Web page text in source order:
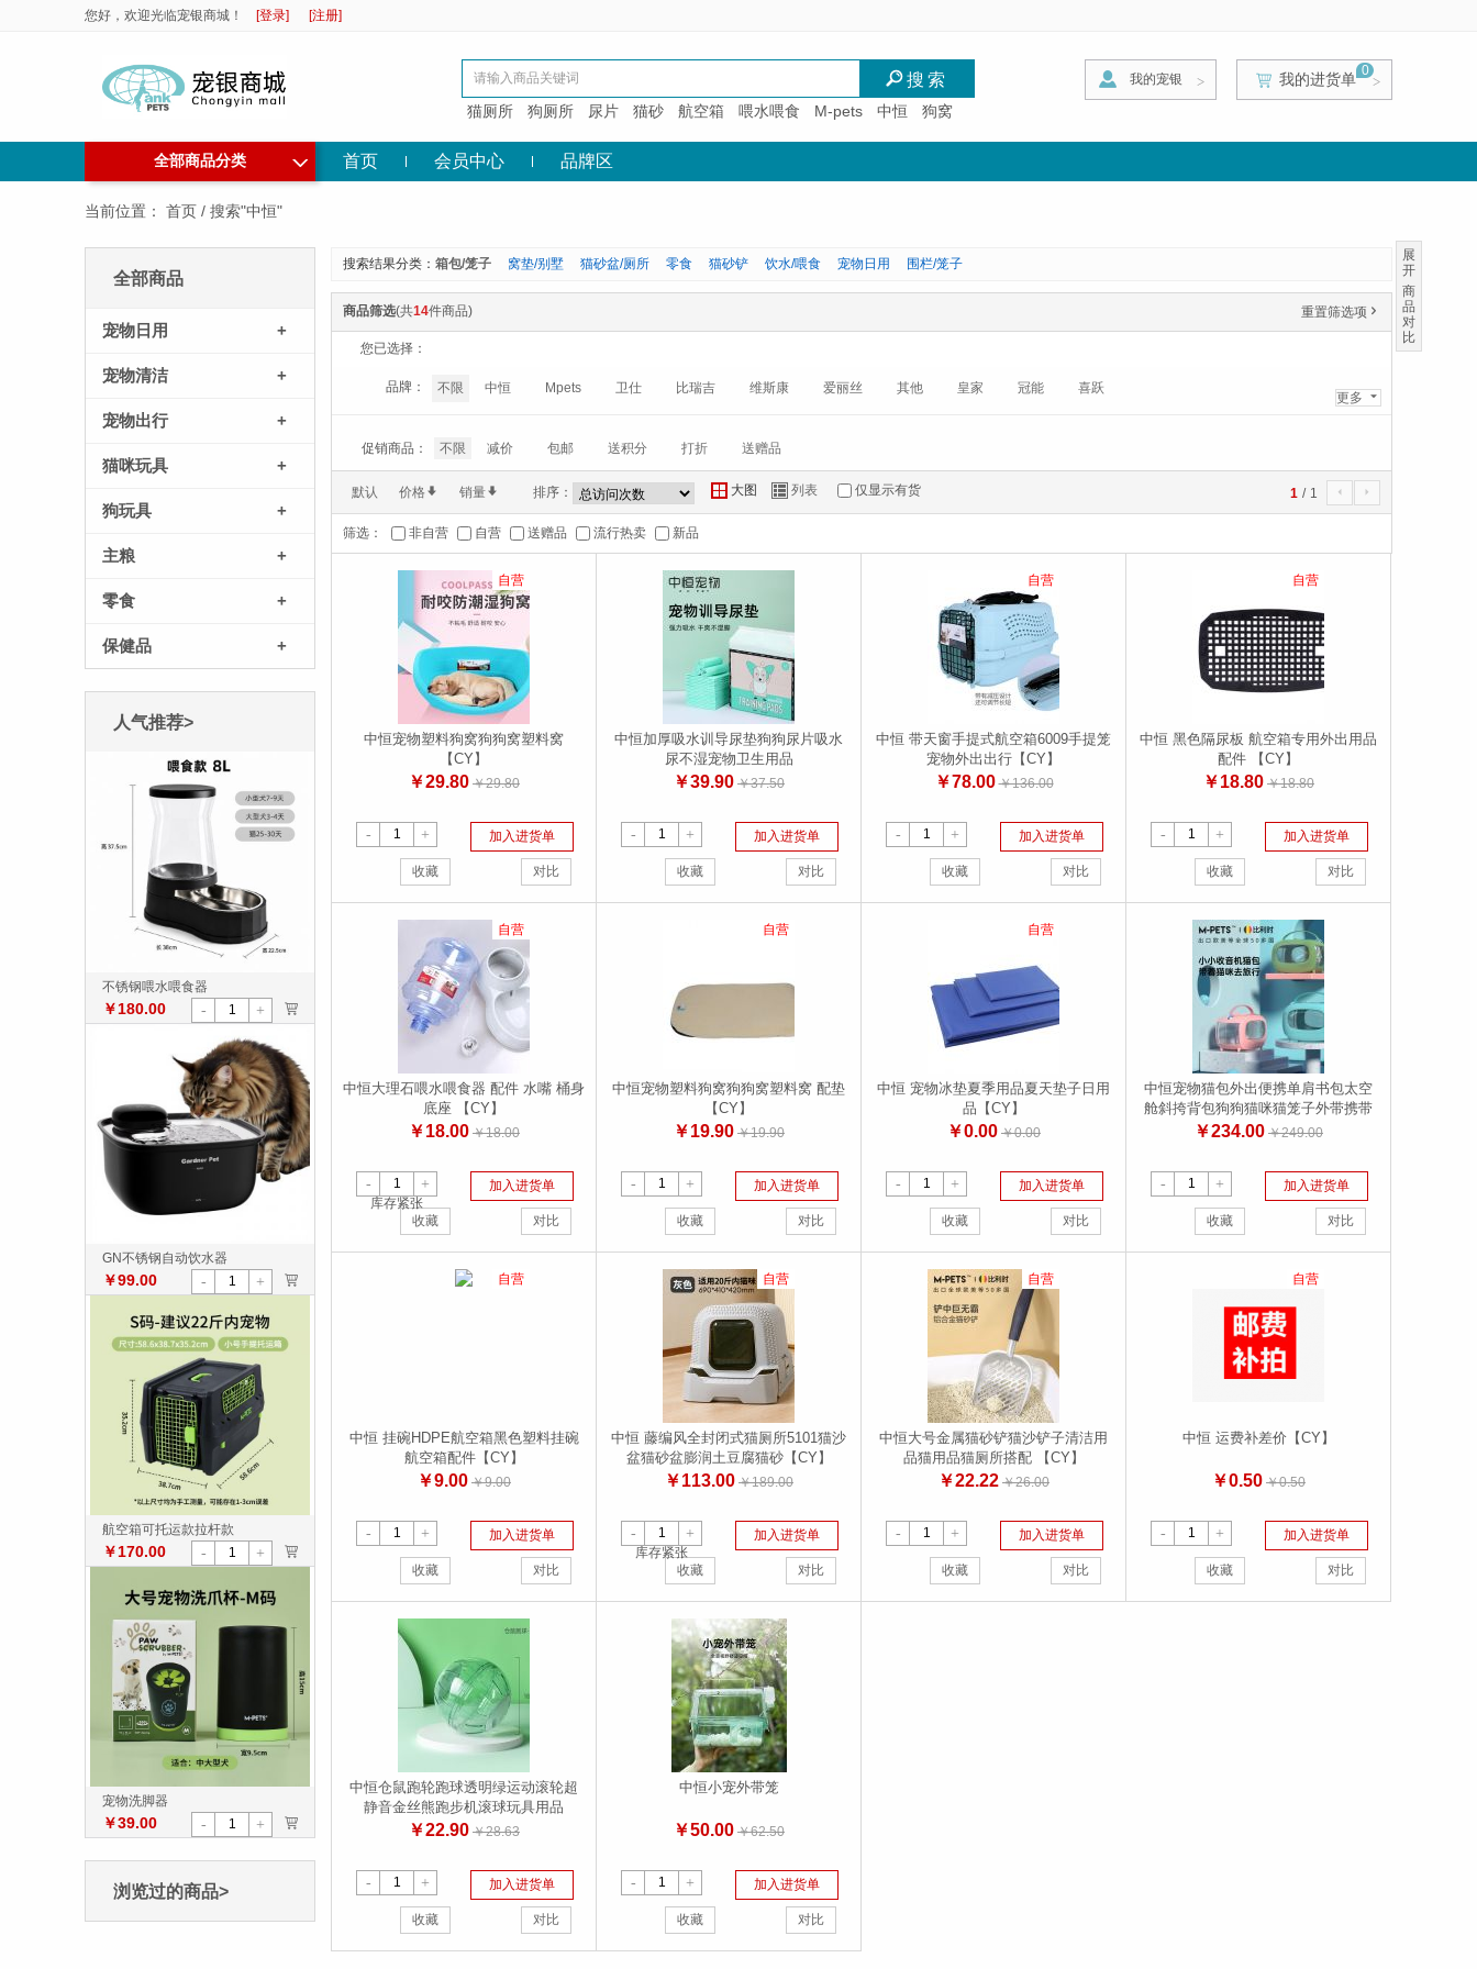
您好，欢迎光临宠银商城！ [登录] [注册]
I搜索
猫厕所 狗厕所 尿片 猫砂 航空箱 喂水喂食 M-pets 中恒 狗窝
>
我的宠银 > >
0
我的进货单
全部商品分类 ◇ 首页 会员中心 品牌区
当前位置： 首页 / 搜索"中恒"
全部商品
宠物日用 +
宠物清洁 +
宠物出行 +
猫咪玩具 +
狗玩具 +
主粮 +
零食 +
保健品 +
人气推荐>
不锈钢喂水喂食器
￥180.00 - + >
GN不锈钢自动饮水器
￥99.00 - + >
航空箱可托运款拉杆款
￥170.00 - + >
宠物洗脚器
￥39.00 - + >
浏览过的商品>
搜索结果分类： 箱包/笼子 窝垫/别墅 猫砂盆/厕所 零食 猫砂铲 饮水/喂食 宠物日用 围栏/笼子
商品筛选(共14件商品) 重置筛选项 '
您已选择：
品牌：
更多 6
不限 中恒 Mpets 卫仕 比瑞吉 维斯康 爱丽丝 其他 皇家 冠能 喜跃
促销商品： 不限 减价 包邮 送积分 打折 送赠品
默认 价格 * 销量* 排序： Y 大图 Z 列表 仅显示有货 1 / 1 4 5
筛选： 非自营 自营 送赠品 流行热卖 新品
自营
中恒宠物塑料狗窝狗狗窝塑料窝
【CY】
￥29.80 ￥29.80
- + 加入进货单
收藏 对比
中恒加厚吸水训导尿垫狗狗尿片吸水
尿不湿宠物卫生用品
￥39.90 ￥37.50
- + 加入进货单
收藏 对比
自营
中恒 带天窗手提式航空箱6009手提笼
宠物外出出行【CY】
￥78.00 ￥136.00
- + 加入进货单
收藏 对比
自营
中恒 黑色隔尿板 航空箱专用外出用品
配件 【CY】
￥18.80 ￥18.80
- + 加入进货单
收藏 对比
自营
中恒大理石喂水喂食器 配件 水嘴 桶身
底座 【CY】
￥18.00 ￥18.00
- +
库存紧张
加入进货单
收藏 对比
自营
中恒宠物塑料狗窝狗狗窝塑料窝 配垫
【CY】
￥19.90 ￥19.90
- + 加入进货单
收藏 对比
自营
中恒 宠物冰垫夏季用品夏天垫子日用
品【CY】
￥0.00 ￥0.00
- + 加入进货单
收藏 对比
中恒宠物猫包外出便携单肩书包太空
舱斜挎背包狗狗猫咪猫笼子外带携带
用品
￥234.00 ￥249.00
- + 加入进货单
收藏 对比
自营
中恒 挂碗HDPE航空箱黑色塑料挂碗
航空箱配件【CY】
￥9.00 ￥9.00
- + 加入进货单
收藏 对比
自营
中恒 藤编风全封闭式猫厕所5101猫沙
盆猫砂盆膨润土豆腐猫砂【CY】
￥113.00 ￥189.00
- +
库存紧张
加入进货单
收藏 对比
自营
中恒大号金属猫砂铲猫沙铲子清洁用
品猫用品猫厕所搭配 【CY】
￥22.22 ￥26.00
- + 加入进货单
收藏 对比
自营
中恒 运费补差价【CY】
￥0.50 ￥0.50
- + 加入进货单
收藏 对比
中恒仓鼠跑轮跑球透明绿运动滚轮超
静音金丝熊跑步机滚球玩具用品
￥22.90 ￥28.63
- + 加入进货单
收藏 对比
中恒小宠外带笼
￥50.00 ￥62.50
- + 加入进货单
收藏 对比
展
开
商
品
对
比